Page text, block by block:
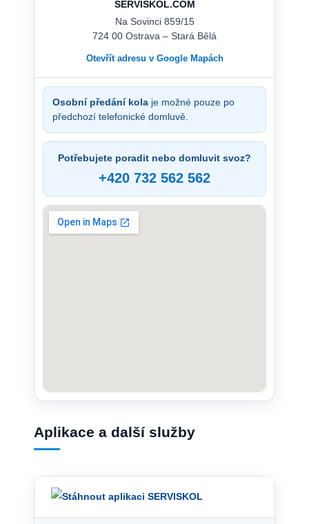
SERVISKOL.COM
Na Sovinci 859/15
724 00 Ostrava – Stará Bělá
Otevřít adresu v Google Mapách
Osobní předání kola je možné pouze po
předchozí telefonické domluvě.
Potřebujete poradit nebo domluvit svoz?
+420 732 562 562
Aplikace a další služby